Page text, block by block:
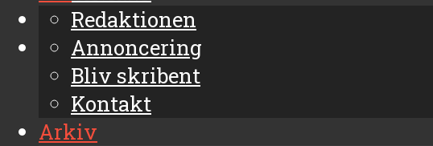
Arkiv
Redaktionen
Annoncering
Bliv skribent
Kontakt
Arkiv